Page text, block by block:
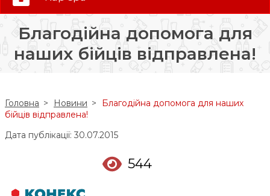
Слідкуй за нами:
Благодійна допомога для
наших бійців відправлена!
Головна Новини
Благодійна допомога для наших
бійців відправлена!
Дата публікації: 30.07.2015
544